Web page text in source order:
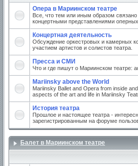
Опера в Мариинском театре
Все, что тем или иным образом
концертными представлениями оперных
Концертная деятельность
Обсуждение оркестровых и камерных
участием артистов и солистов театра.
Пресса и СМИ
Что и где пишут о Мариинском театре:
Mariinsky above the World
Mariinsky Ballet and Opera from inside
aspects of the art and life in Mariinsky
История театра
Прошлое и настоящее театра -
зарегистрированным на форуме
Балет в Мариинском театре